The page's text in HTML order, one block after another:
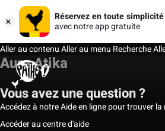
Réservez en toute simplicité
avec notre app gratuite
Aller au contenuAller au menu Recherche
Aure Atika
Vous avez une question ?
Accédez à notre Aide en ligne pour trouver la
Accéder au centre d'aide